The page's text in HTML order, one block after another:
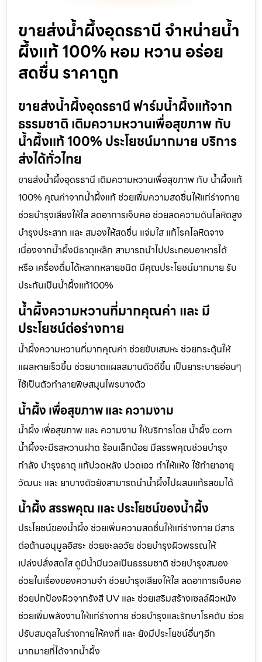
ขายส่งน้ำผึ้งอุดรธานี จำหน่ายน้ำ
ผึ้งแท้ 100% หอม หวาน อร่อย
สดชื่น ราคาถูก
ขายส่งน้ำผึ้งอุดรธานี ฟาร์มน้ำผึ้งแท้จาก
ธรรมชาติ เติมความหวานเพื่อสุขภาพ กับ
น้ำผึ้งแท้ 100% ประโยชน์มากมาย บริการ
ส่งได้ทั่วไทย
ขายส่งน้ำผึ้งอุดรธานี เติมความหวานเพื่อสุขภาพ กับ น้ำผึ้งแท้
100% คุณค่าจากน้ำผึ้งแท้ ช่วยเพิ่มความสดชื่นให้แก่ร่างกาย
ช่วยบำรุงเสียงให้ใส ลดอาการเจ็บคอ ช่วยลดความดันโลหิตสูง
บำรุงประสาท และ สมองให้สดชื่น แจ่มใส แก้โรคโลหิตจาง
เนื่องจากน้ำผึ้งมีธาตุเหล็ก สามารถนำไปประกอบอาหารได้
หรือ เครื่องดื่มได้หลากหลายชนิด มีคุณประโยชน์มากมาย รับ
ประกันเป็นน้ำผึ้งแท้100%
น้ำผึ้งความหวานที่มากคุณค่า และ มี
ประโยชน์ต่อร่างกาย
น้ำผึ้งความหวานที่มากคุณค่า ช่วยขับเสมหะ ช่วยกระตุ้นให้
แผลหายเร็วขึ้น ช่วยบาดแผลสมานตัวดีขึ้น เป็นยาระบายอ่อนๆ
ใช้เป็นตัวทำลายพิษสมุนไพรบางตัว
น้ำผึ้ง เพื่อสุขภาพ และ ความงาม
น้ำผึ้ง เพื่อสุขภาพ และ ความงาม ให้บริการโดย น้ำผึ้ง.com
น้ำผึ้งจะมีรสหวานฝาด ร้อนเล็กน้อย มีสรรพคุณช่วยบำรุง
กำลัง บำรุงธาตุ แก้ปวดหลัง ปวดเอว ทำให้แห้ง ใช้ทำยาอายุ
วัฒนะ และ ยาบางตัวยังสามารถนำน้ำผึ้งไปผสมแก้รสขมได้
น้ำผึ้ง สรรพคุณ และ ประโยชน์ของน้ำผึ้ง
ประโยชน์ของน้ำผึ้ง ช่วยเพิ่มความสดชื่นให้แก่ร่างกาย มีสาร
ต่อต้านอนุมูลอิสระ ช่วยชะลอวัย ช่วยบำรุงผิวพรรณให้
เปล่งปลั่งสดใส ดูมีน้ำมีนวลเป็นธรรมชาติ ช่วยบำรุงสมอง
ช่วยในเรื่องของความจำ ช่วยบำรุงเสียงให้ใส ลดอาการเจ็บคอ
ช่วยปกป้องผิวจากรังสี UV และ ช่วยเสริมสร้างเซลล์ผิวหนัง
ช่วยเพิ่มพลังงานให้แก่ร่างกาย ช่วยบำรุงและรักษาโรคตับ ช่วย
ปรับสมดุลในร่างกายให้คงที่ และ ยังมีประโยชน์อื่นๆอีก
มากมายที่ได้จากน้ำผึ้ง